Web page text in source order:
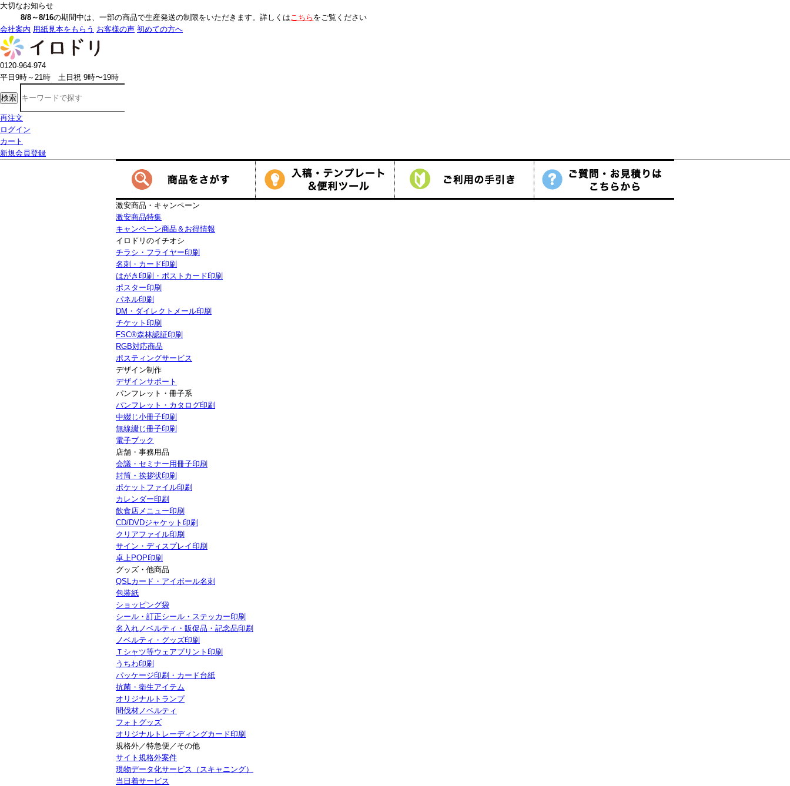
大切なお知らせ
8/8～8/16の期間中は、一部の商品で生産発送の制限をいただきます。詳しくはこちらをご覧ください
会社案内 用紙見本をもらう お客様の声 初めての方へ
0120-964-974
平日9時～21時 土日祝 9時〜19時
検索
再注文
ログイン
カート
新規会員登録
激安商品・キャンペーン
激安商品特集
キャンペーン商品＆お得情報
イロドリのイチオシ
チラシ・フライヤー印刷
名刺・カード印刷
はがき印刷・ポストカード印刷
ポスター印刷
パネル印刷
DM・ダイレクトメール印刷
チケット印刷
FSC®森林認証印刷
RGB対応商品
ポスティングサービス
デザイン制作
デザインサポート
パンフレット・冊子系
パンフレット・カタログ印刷
中綴じ小冊子印刷
無線綴じ冊子印刷
電子ブック
店舗・事務用品
会議・セミナー用冊子印刷
封筒・挨拶状印刷
ポケットファイル印刷
カレンダー印刷
飲食店メニュー印刷
CD/DVDジャケット印刷
クリアファイル印刷
サイン・ディスプレイ印刷
卓上POP印刷
グッズ・他商品
QSLカード・アイボール名刺
包装紙
ショッピング袋
シール・訂正シール・ステッカー印刷
名入れノベルティ・販促品・記念品印刷
ノベルティ・グッズ印刷
Ｔシャツ等ウェアプリント印刷
うちわ印刷
パッケージ印刷・カード台紙
抗菌・衛生アイテム
オリジナルトランプ
間伐材ノベルティ
フォトグッズ
オリジナルトレーディングカード印刷
規格外／特急便／その他
サイト規格外案件
現物データ化サービス（スキャニング）
当日着サービス